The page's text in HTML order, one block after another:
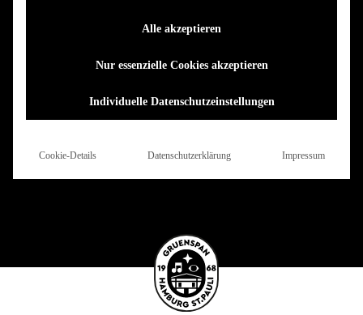
Alle akzeptieren
Nur essenzielle Cookies akzeptieren
Individuelle Datenschutzeinstellungen
Cookie-Details Datenschutzerklärung Impressum